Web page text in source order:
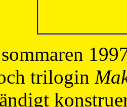
sommaren
trilogin